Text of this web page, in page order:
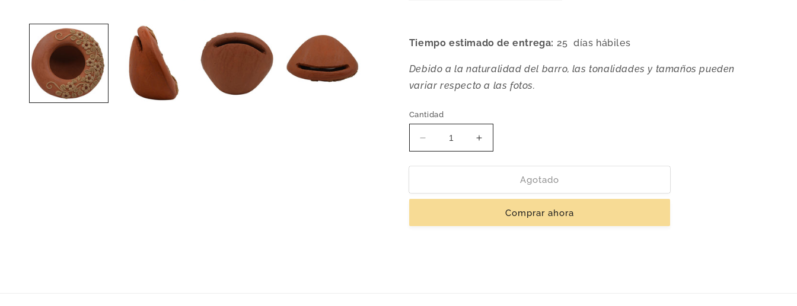
Tiempo estimado de entrega: 25 días hábiles
Debido a la naturalidad del barro, las tonalidades y tamaños pueden
variar respecto a las fotos.
Cantidad
Reducir
cantidad
para
Retrato
Barro
Aumentar
cantidad
para
Retrato
Barro
Agotado
Comprar ahora